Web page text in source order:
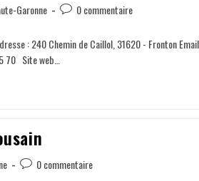
Garonne 0 commentaire
: 240 Chemin de Caillol, 31620 - Fronton
70 Site web…
0 commentaire